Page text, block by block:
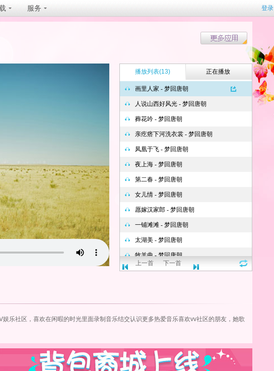
服务 登录
播放列表(13) 正在播放
上一首 下一首
娱乐社区，喜欢在闲暇的时光里面录制音乐结交认识更多热爱音乐喜欢vv社区的朋友，她歌